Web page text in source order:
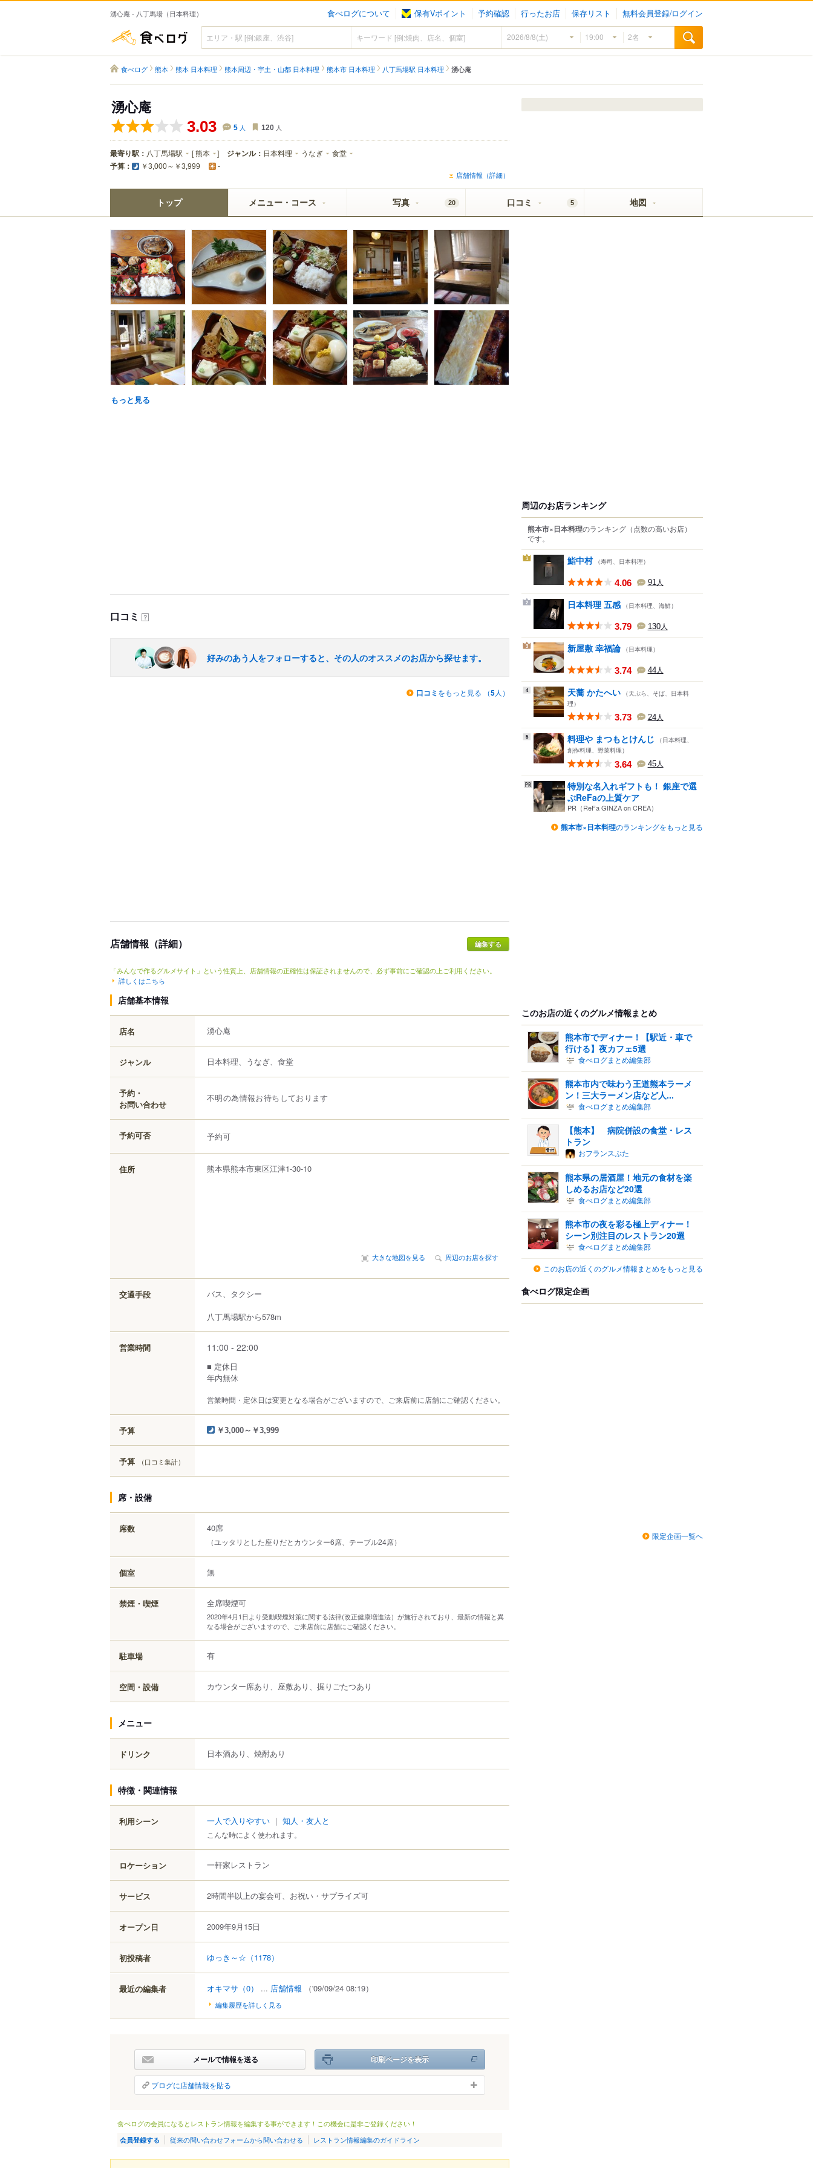
湧心庵 - 八丁馬場（日本料理） 食べログについて 保有Vポイント 予約確認 行ったお店 保存リスト 無料会員登録/ログイン
食べログ
食べログ 熊本 熊本 日本料理 熊本周辺・宇土・山都 日本料理 熊本市 日本料理 八丁馬場駅 日本料理 湧心庵
湧心庵
3.03 5 人 120 人
最寄り駅： 八丁馬場駅 [熊本 ] ジャンル： 日本料理 うなぎ 食堂
予算： ￥3,000～￥3,999 -
店舗情報（詳細）
トップ メニュー・コース 写真 20 口コミ 5 地図
もっと見る
口コミ ？
好みのあう人をフォローすると、その人のオススメのお店から探せます。
口コミ をもっと見る （5人）
店舗情報（詳細）
「みんなで作るグルメサイト」という性質上、店舗情報の正確性は保証されませんので、必ず事前にご確認の上ご利用ください。
詳しくはこちら
店舗基本情報
店名 湧心庵
ジャンル 日本料理、うなぎ、食堂
予約・
お問い合わせ
不明の為情報お待ちしております
予約可否 予約可
住所 熊本県熊本市東区江津1-30-10
大きな地図を見る 周辺のお店を探す
交通手段
バス、タクシー
八丁馬場駅から578m
営業時間 11:00 - 22:00
■ 定休日
年内無休
営業時間・定休日は変更となる場合がございますので、ご来店前に店舗にご確認ください。
予算 ￥3,000～￥3,999
予算 （口コミ集計）
席・設備
席数 40席
（ユッタリとした座りだとカウンター6席、テーブル24席）
個室 無
禁煙・喫煙 全席喫煙可
2020年4月1日より受動喫煙対策に関する法律(改正健康増進法）が施行されており、最新の情報と異
なる場合がございますので、ご来店前に店舗にご確認ください。
駐車場 有
空間・設備 カウンター席あり、座敷あり、掘りごたつあり
メニュー
ドリンク 日本酒あり、焼酎あり
特徴・関連情報
利用シーン 一人で入りやすい ｜ 知人・友人と
こんな時によく使われます。
ロケーション 一軒家レストラン
サービス 2時間半以上の宴会可、お祝い・サプライズ可
オープン日 2009年9月15日
初投稿者 ゆっき～☆ （1178）
最近の編集者 オキマサ （0） ... 店舗情報 （'09/09/24 08:19）
編集履歴を詳しく見る
メールで情報を送る 印刷ページを表示
ブログに店舗情報を貼る
食べログの会員になるとレストラン情報を編集する事ができます！この機会に是非ご登録ください！
会員登録する 従来の問い合わせフォームから問い合わせる レストラン情報編集のガイドライン
周辺のお店ランキング
熊本市×日本料理のランキング （点数の高いお店）
です。
1 鮨中村 （寿司、日本料理）
4.06 91人
2 日本料理 五感 （日本料理、海鮮）
3.79 130人
3 新屋敷 幸福論 （日本料理）
3.74 44人
4 天蕎 かたへい （天ぷら、そば、日本料
理）
3.73 24人
5 料理や まつもとけんじ
（日本料理、
創作料理、野菜料理）
3.64 45人
特別な名入れギフトも！ 銀座で選
ぶReFaの上質ケア
PR（ReFa GINZA on CREA）
熊本市×日本料理のランキングをもっと見る
このお店の近くのグルメ情報まとめ
熊本市でディナー！【駅近・車で
行ける】夜カフェ5選
食べログまとめ編集部
熊本市内で味わう王道熊本ラーメ
ン！三大ラーメン店など人...
食べログまとめ編集部
【熊本】 病院併設の食堂・レス
トラン
おフランスぶた
熊本県の居酒屋！地元の食材を楽
しめるお店など20選
食べログまとめ編集部
熊本市の夜を彩る極上ディナー！
シーン別注目のレストラン20選
食べログまとめ編集部
このお店の近くのグルメ情報まとめをもっと見る
食べログ限定企画
限定企画一覧へ